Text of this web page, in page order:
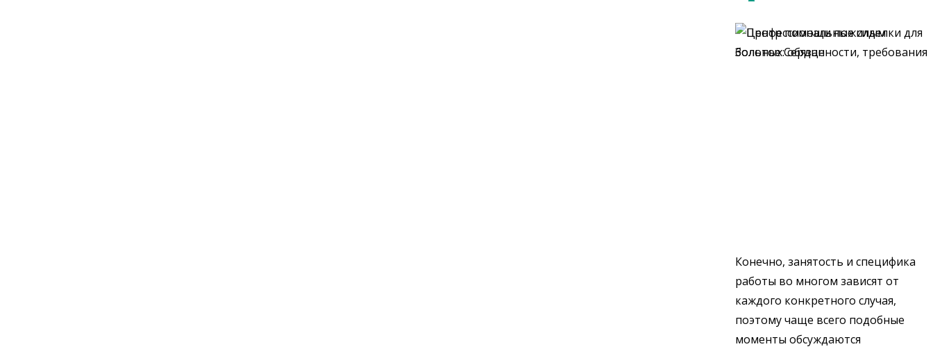
Конечно, занятость и специфика
работы во многом зависят от
каждого конкретного случая,
поэтому чаще всего подобные
моменты обсуждаются